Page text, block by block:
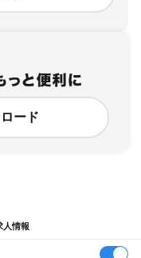
ード
人情報